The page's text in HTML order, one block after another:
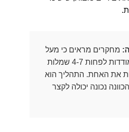
מחקרים מראים כי מעל
70% מהכלות מודדות לפחות 4-7 שמלות
את האחת. התהליך הוא
נכונה יכולה לקצר